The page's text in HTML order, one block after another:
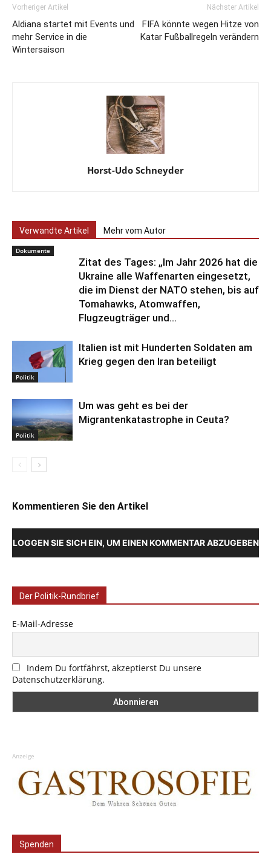
Vorheriger Artikel
Aldiana startet mit Events und
mehr Service in die
Wintersaison
Nächster Artikel
FIFA könnte wegen Hitze von
Katar Fußballregeln verändern
Horst-Udo Schneyder
Verwandte Artikel Mehr vom Autor
Dokumente
Zitat des Tages: „Im Jahr 2026 hat die
Ukraine alle Waffenarten eingesetzt,
die im Dienst der NATO stehen, bis auf
Tomahawks, Atomwaffen,
Flugzeugträger und...
Politik
Italien ist mit Hunderten Soldaten am
Krieg gegen den Iran beteiligt
Politik
Um was geht es bei der
Migrantenkatastrophe in Ceuta?
Kommentieren Sie den Artikel
LOGGEN SIE SICH EIN, UM EINEN KOMMENTAR ABZUGEBEN
Der Politik-Rundbrief
E-Mail-Adresse
Indem Du fortfährst, akzeptierst Du unsere
Datenschutzerklärung.
Anzeige
Spenden